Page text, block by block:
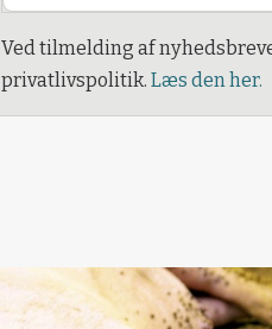
Ved tilmelding af
privatlivspolitik. Læs den her.